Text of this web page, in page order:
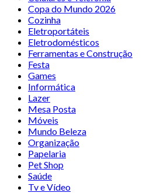
Copa do Mundo 2026
Cozinha
Eletroportáteis
Eletrodomésticos
Ferramentas e Construção
Festa
Games
Informática
Lazer
Mesa Posta
Móveis
Mundo Beleza
Organização
Papelaria
Pet Shop
Saúde
Tv e Vídeo